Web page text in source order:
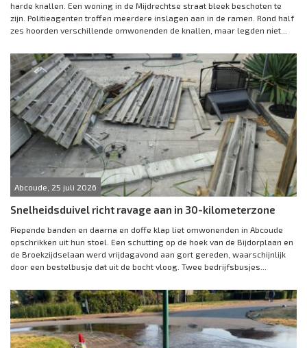
harde knallen. Een woning in de Mijdrechtse straat bleek beschoten te
zijn. Politieagenten troffen meerdere inslagen aan in de ramen. Rond half
zes hoorden verschillende omwonenden de knallen, maar legden niet...
Abcoude, 25 juli 2026
Snelheidsduivel richt ravage aan in 30-kilometerzone
Piepende banden en daarna en doffe klap liet omwonenden in Abcoude
opschrikken uit hun stoel. Een schutting op de hoek van de Bijdorplaan en
de Broekzijdselaan werd vrijdagavond aan gort gereden, waarschijnlijk
door een bestelbusje dat uit de bocht vloog. Twee bedrijfsbusjes...